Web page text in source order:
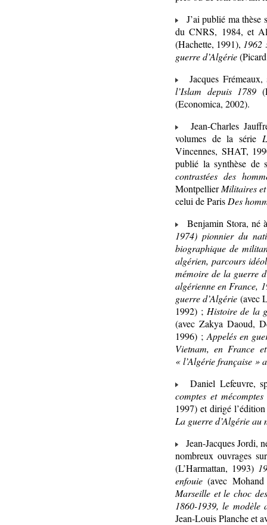
J’ai publié ma thèse
du CNRS, 1984, et
(Hachette, 1991), 1962
guerre d’Algérie
Jacques
l’Islam depuis 1789
(Economica, 2002).
Jean-Charles
volumes de la série
Vincennes, SHAT,
publié la synthèse de
contrastées des
MontpellierMilitaires
celui de Paris Des
Benjamin Stora, né
1974) pionnier du
biographique de
algérien, parcours
mémoire de la guerre
algérienne en France,
guerre d’Algérie (avec
1992) ; Histoire de la
(avec Zakya Daoud,
1996) ; Appelés en
Vietnam, en France
« l’Algérie française »
Daniel Lefeuvre,
comptes et
1997) et dirigé
La guerre d’Algérie au
Jean-Jacques Jordi,
nombreux ouvrages
(L’Harmattan, 1993)
enfouie (avec
Marseille et le choc
1860-1939, le
Jean-Louis Planche et